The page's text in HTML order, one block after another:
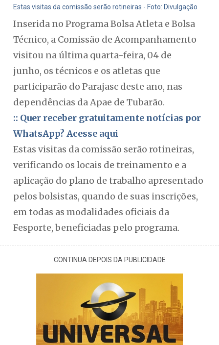
Estas visitas da comissão serão rotineiras - Foto: Divulgação
Inserida no Programa Bolsa Atleta e Bolsa
Técnico, a Comissão de Acompanhamento
visitou na última quarta-feira, 04 de
junho, os técnicos e os atletas que
participarão do Parajasc deste ano, nas
dependências da Apae de Tubarão.
:: Quer receber gratuitamente notícias por
WhatsApp? Acesse aqui
Estas visitas da comissão serão rotineiras,
verificando os locais de treinamento e a
aplicação do plano de trabalho apresentado
pelos bolsistas, quando de suas inscrições,
em todas as modalidades oficiais da
Fesporte, beneficiadas pelo programa.
CONTINUA DEPOIS DA PUBLICIDADE